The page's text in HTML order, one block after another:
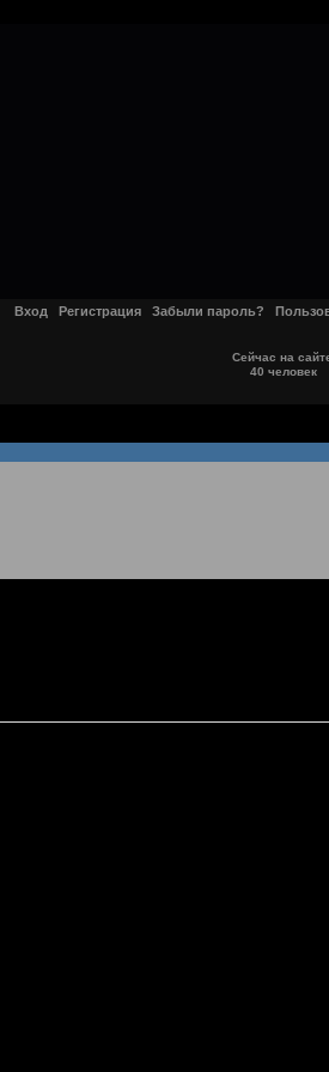
Вход Регистрация Забыли пароль?
Сейчас на
40 человек